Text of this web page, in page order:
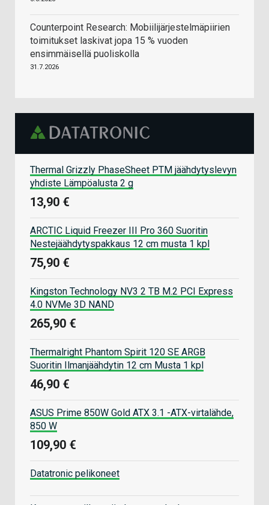
Counterpoint Research: Mobiilijärjestelmäpiirien
toimitukset laskivat jopa 15 % vuoden
ensimmäisellä puoliskolla
31.7.2026
Thermal Grizzly PhaseSheet PTM jäähdytyslevyn
yhdiste Lämpöalusta 2 g
13,90 €
ARCTIC Liquid Freezer III Pro 360 Suoritin
Nestejäähdytyspakkaus 12 cm musta 1 kpl
75,90 €
Kingston Technology NV3 2 TB M.2 PCI Express
4.0 NVMe 3D NAND
265,90 €
Thermalright Phantom Spirit 120 SE ARGB
Suoritin Ilmanjäähdytin 12 cm Musta 1 kpl
46,90 €
ASUS Prime 850W Gold ATX 3.1 -ATX-virtalähde,
850 W
109,90 €
Datatronic pelikoneet